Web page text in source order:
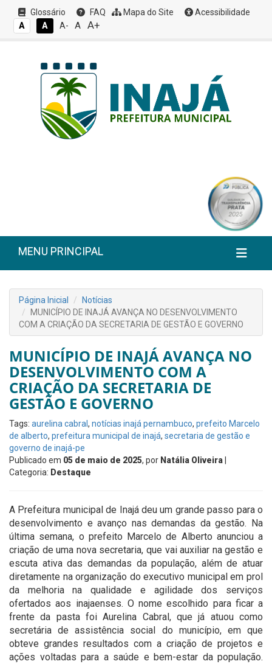
Glossário FAQ Mapa do Site
Acessibilidade
A
A A- A A+
MENU PRINCIPAL
Página Inicial
Notícias
MUNICÍPIO DE INAJÁ AVANÇA NO DESENVOLVIMENTO
COM A CRIAÇÃO DA SECRETARIA DE GESTÃO E GOVERNO
MUNICÍPIO DE INAJÁ AVANÇA NO
DESENVOLVIMENTO COM A
CRIAÇÃO DA SECRETARIA DE
GESTÃO E GOVERNO
Tags: aurelina cabral , notícias inajá pernambuco, prefeito Marcelo
de alberto, prefeitura municipal de inajá, secretaria de gestão e
governo de inajá-pe
Publicado em 05 de maio de 2025, por Natália Oliveira
Categoria: Destaque
A Prefeitura municipal de Inajá deu um grande passo para o
desenvolvimento e avanço nas demandas da gestão. Na
última semana, o prefeito Marcelo de Alberto anunciou a
criação de uma nova secretaria, que vai auxiliar na gestão e
escuta ativa das demandas da população, além de atuar
diretamente na organização do executivo municipal em prol
da melhoria na qualidade e agilidade dos serviços
ofertados aos inajaenses. O nome escolhido para ficar a
frente da pasta foi Aurelina Cabral, que já atuou como
secretária de assistência social do município, em que
obteve grandes resultados com a criação de projetos e
ações voltadas para a saúde e bem-estar da população.